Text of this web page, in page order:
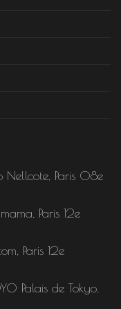
Nellcote, Paris 08e
Paris 12e
Paris 12e
Palais de Tokyo,